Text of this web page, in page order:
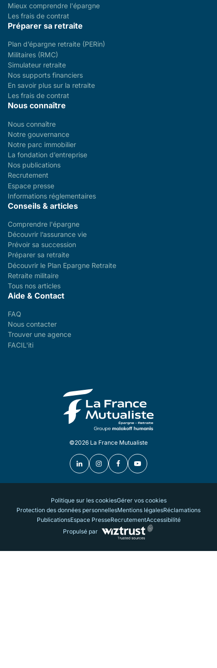
Mieux comprendre l'épargne
Les frais de contrat
Préparer sa retraite
Plan d’épargne retraite (PERin)
Militaires (RMC)
Simulateur retraite
Nos supports financiers
En savoir plus sur la retraite
Les frais de contrat
Nous connaître
Nous connaître
Notre gouvernance
Notre parc immobilier
La fondation d’entreprise
Nos publications
Recrutement
Espace presse
Informations réglementaires
Conseils & articles
Comprendre l'épargne
Découvrir l’assurance vie
Prévoir sa succession
Préparer sa retraite
Découvrir le Plan Epargne Retraite
Retraite militaire
Tous nos articles
Aide & Contact
FAQ
Nous contacter
Trouver une agence
FACIL'iti
©2026 La France Mutualiste
Politique sur les cookiesGérer vos cookies
Protection des données personnellesMentions légalesRéclamations
PublicationsEspace PresseRecrutementAccessibilité
Propulsé par